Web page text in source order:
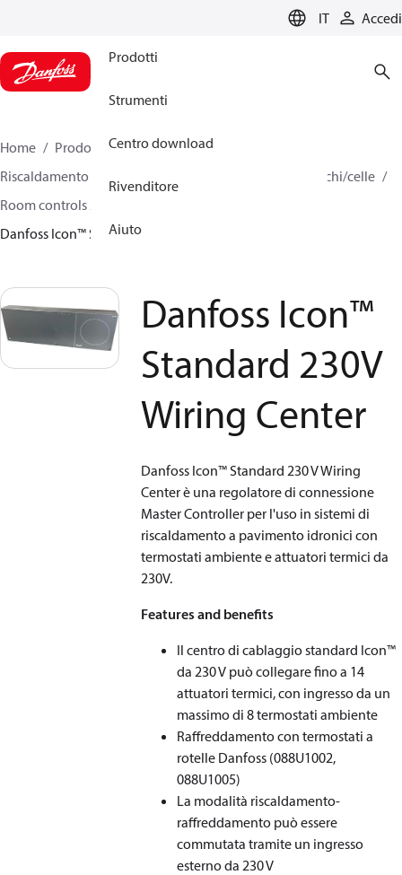
IT Accedi
Prodotti
Strumenti
Centro download
Rivenditore
Aiuto
Home Prodotti
Climate Solutions for heating
Riscaldamento radiante idronico
Regolatori per banchi/celle
Room controls 230V
Danfoss Icon™ Standard 230V Wiring Center
Danfoss Icon™
Standard 230V
Wiring Center
Danfoss Icon™ Standard 230 V Wiring
Center è una regolatore di connessione
Master Controller per l'uso in sistemi di
riscaldamento a pavimento idronici con
termostati ambiente e attuatori termici da
230V.
Features and benefits
Il centro di cablaggio standard Icon™
da 230 V può collegare fino a 14
attuatori termici, con ingresso da un
massimo di 8 termostati ambiente
Raffreddamento con termostati a
rotelle Danfoss (088U1002,
088U1005)
La modalità riscaldamento-
raffreddamento può essere
commutata tramite un ingresso
esterno da 230 V